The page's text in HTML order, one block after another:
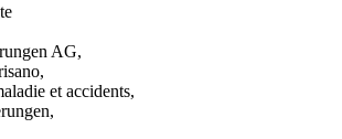
AG,
et accidents,